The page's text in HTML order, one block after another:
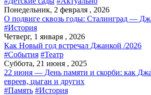
Понедельник, 2 февраля , 2026
О подвиге сквозь годы: Сталинград —
#История
Четверг, 1 января , 2026
Как Новый год встречал Джанкой /2026
#События #Театр
Суббота, 21 июня , 2025
22 июня — День памяти и скорби: как
евреев, цыган и других
#Память #История